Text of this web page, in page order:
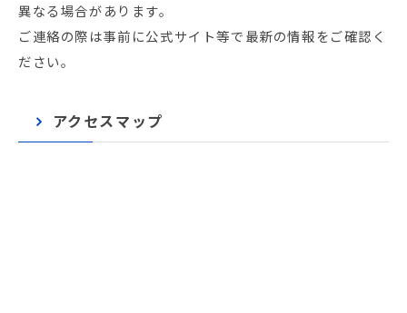
異なる場合があります。
ご連絡の際は事前に公式サイト等で最新の情報をご確認く
ださい。
アクセスマップ